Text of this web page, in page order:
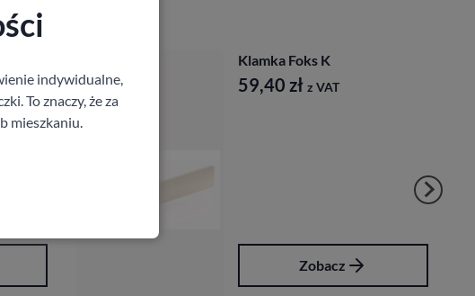
Klamka Foks K
59,40 zł z VAT
Zobacz
indywidualne,
To znaczy, że za
mieszkaniu.